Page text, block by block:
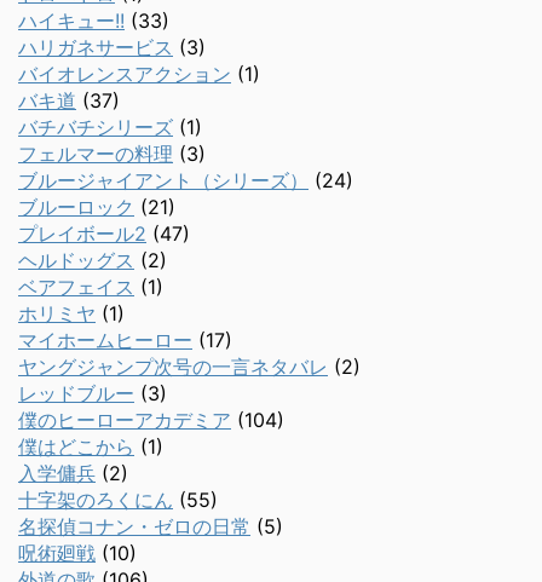
ハイキュー!! (33)
ハリガネサービス (3)
バイオレンスアクション (1)
バキ道 (37)
バチバチシリーズ (1)
フェルマーの料理 (3)
ブルージャイアント（シリーズ）
(24)
ブルーロック (21)
プレイボール2 (47)
ヘルドッグス (2)
ベアフェイス (1)
ホリミヤ (1)
マイホームヒーロー (17)
ヤングジャンプ次号の一言ネタバレ (2)
レッドブルー (3)
僕のヒーローアカデミア (104)
僕はどこから (1)
入学傭兵 (2)
十字架のろくにん (55)
名探偵コナン・ゼロの日常 (5)
呪術廻戦 (10)